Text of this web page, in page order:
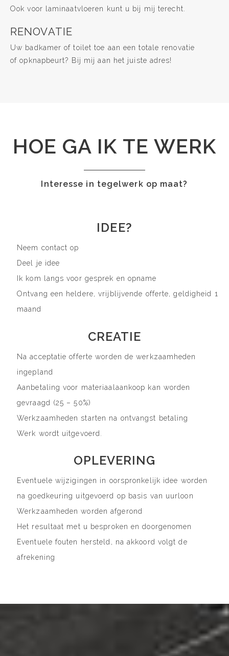
Ook voor laminaatvloeren kunt u bij mij terecht.
RENOVATIE
Uw badkamer of toilet toe aan een totale renovatie
of opknapbeurt? Bij mij aan het juiste adres!
HOE GA IK TE WERK
Interesse in tegelwerk op maat?
IDEE?
Neem contact op
Deel je idee
Ik kom langs voor gesprek en opname
Ontvang een heldere, vrijblijvende offerte, geldigheid 1
maand
CREATIE
Na acceptatie offerte worden de werkzaamheden
ingepland
Aanbetaling voor materiaalaankoop kan worden
gevraagd (25 – 50%)
Werkzaamheden starten na ontvangst betaling
Werk wordt uitgevoerd.
OPLEVERING
Eventuele wijzigingen in oorspronkelijk idee worden
na goedkeuring uitgevoerd op basis van uurloon
Werkzaamheden worden afgerond
Het resultaat met u besproken en doorgenomen
Eventuele fouten hersteld, na akkoord volgt de
afrekening